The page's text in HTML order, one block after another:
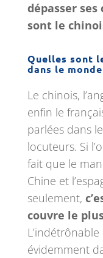
dépasser
sont le
Quelles sont
dans le monde
Le chinois,
enfin le
parlées dans
locuteurs. Si
fait que le
Chine et
seulement,
couvre le
évidemment